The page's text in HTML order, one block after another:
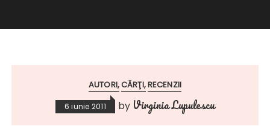
AUTORI CĂRŢI RECENZII
6 iunie 2011 by Virginia Lupulescu